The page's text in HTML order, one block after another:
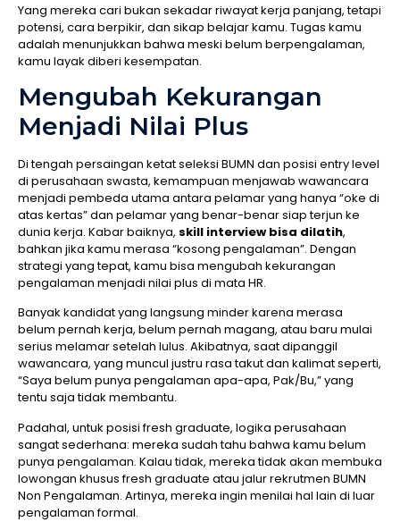
Yang mereka cari bukan sekadar riwayat kerja panjang, tetapi
potensi, cara berpikir, dan sikap belajar kamu. Tugas kamu
adalah menunjukkan bahwa meski belum berpengalaman,
kamu layak diberi kesempatan.
Mengubah Kekurangan
Menjadi Nilai Plus
Di tengah persaingan ketat seleksi BUMN dan posisi entry level
di perusahaan swasta, kemampuan menjawab wawancara
menjadi pembeda utama antara pelamar yang hanya “oke di
atas kertas” dan pelamar yang benar-benar siap terjun ke
dunia kerja. Kabar baiknya, skill interview bisa dilatih,
bahkan jika kamu merasa “kosong pengalaman”. Dengan
strategi yang tepat, kamu bisa mengubah kekurangan
pengalaman menjadi nilai plus di mata HR.
Banyak kandidat yang langsung minder karena merasa
belum pernah kerja, belum pernah magang, atau baru mulai
serius melamar setelah lulus. Akibatnya, saat dipanggil
wawancara, yang muncul justru rasa takut dan kalimat seperti,
“Saya belum punya pengalaman apa-apa, Pak/Bu,” yang
tentu saja tidak membantu.
Padahal, untuk posisi fresh graduate, logika perusahaan
sangat sederhana: mereka sudah tahu bahwa kamu belum
punya pengalaman. Kalau tidak, mereka tidak akan membuka
lowongan khusus fresh graduate atau jalur rekrutmen BUMN
Non Pengalaman. Artinya, mereka ingin menilai hal lain di luar
pengalaman formal.